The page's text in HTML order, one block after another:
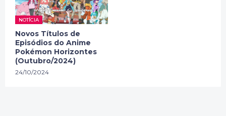
NOTÍCIA
Novos Títulos de
Episódios do Anime
Pokémon Horizontes
(Outubro/2024)
24/10/2024